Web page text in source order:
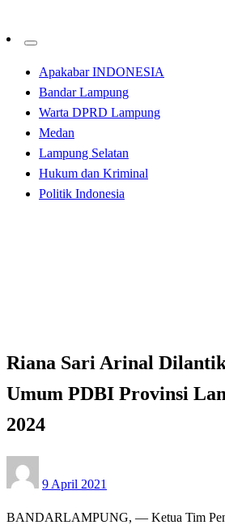
Apakabar INDONESIA
Bandar Lampung
Warta DPRD Lampung
Medan
Lampung Selatan
Hukum dan Kriminal
Politik Indonesia
Riana Sari Arinal
Umum PDBI Provinsi
2024
on
9 April 2021
BANDARLAMPUNG, — Ketua Tim